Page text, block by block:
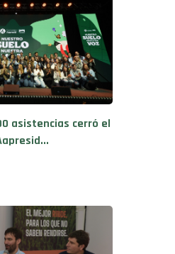
asistencias cerró el